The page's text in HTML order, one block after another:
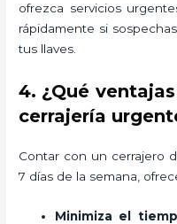
ofrezca servicios
rápidamente si
tus llaves.
4. ¿Qué
cerrajería
Contar con un cerrajero
7 días de la semana,
Minimiza el